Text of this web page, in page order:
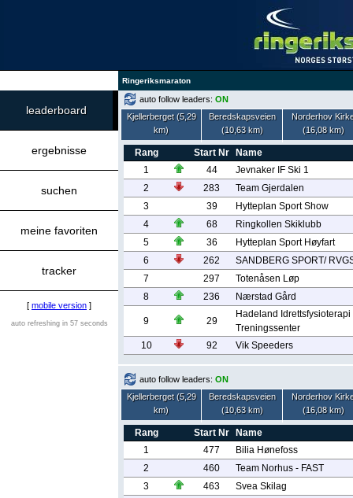
Ringeriksmaraton
leaderboard
ergebnisse
suchen
meine favoriten
tracker
[ mobile version ]
auto refreshing in 57 seconds
auto follow leaders: ON
Kjellerberget (5,29
km)
Beredskapsveien
(10,63 km)
Norderhov
(16,08 km)
Rang Start Nr
Name
1
44
Jevnaker IF Ski 1
2
283
Team Gjerdalen
3
39
Hytteplan Sport Show
4
68
Ringkollen Skiklubb
5
36
Hytteplan Sport Høyfart
6
262
SANDBERG SPORT/
7
297
Totenåsen Løp
8
236 Nærstad Gård
9 29
Hadeland Idrettsfysioterapi
Treningssenter
10
92 Vik Speeders
auto follow leaders: ON
Kjellerberget (5,29
km)
Beredskapsveien
(10,63 km)
Norderhov
(16,08 km)
Rang Start Nr
Name
1
477
Bilia Hønefoss
2
460
Team Norhus - FAST
3
463
Svea Skilag